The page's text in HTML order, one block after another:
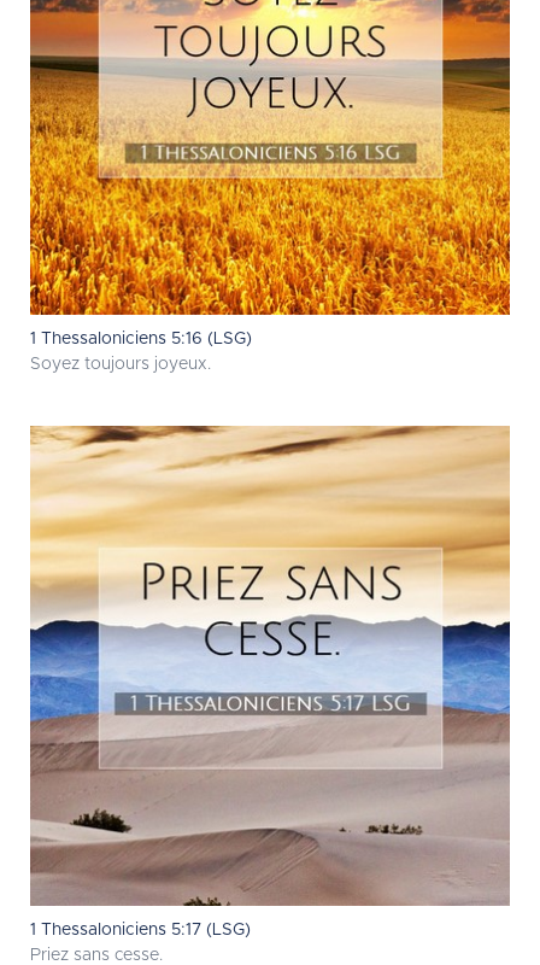
1 Thessaloniciens 5:16 (LSG)
Soyez toujours joyeux.
1 Thessaloniciens 5:17 (LSG)
Priez sans cesse.